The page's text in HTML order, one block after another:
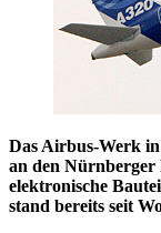
Das Airbus-Werk
an den
elektronische
stand bereits seit